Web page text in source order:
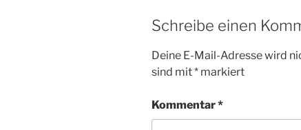
Schreibe einen
Deine E-Mail-Adresse wird
sind mit* markiert
Kommentar*